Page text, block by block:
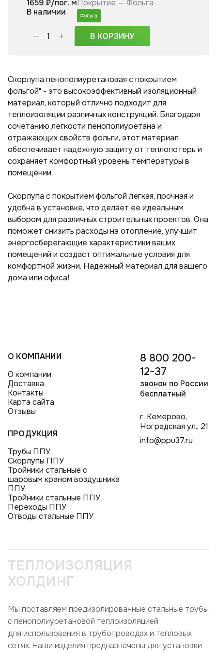
1659₽/пог. м
В наличии
Покрытие — Фольга
Фольга
В КОРЗИНУ
Скорлупа пенополиуретановая с покрытием
фольгой" - это высокоэффективный изоляционный
материал, который отлично подходит для
теплоизоляции различных конструкций. Благодаря
сочетанию легкости пенополиуретана и
отражающих свойств фольги, этот материал
обеспечивает надежную защиту от теплопотерь и
сохраняет комфортный уровень температуры в
помещении.
Скорлупа с покрытием фольгой легкая, прочная и
удобна в установке, что делает ее идеальным
выбором для различных строительных проектов. Она
поможет снизить расходы на отопление, улучшит
энергосберегающие характеристики ваших
помещений и создаст оптимальные условия для
комфортной жизни. Надежный материал для вашего
дома или офиса!
О КОМПАНИИ
О компании
Доставка
Контакты
Карта сайта
Отзывы
ПРОДУКЦИЯ
Трубы ППУ
Скорлупы ППУ
Тройники стальные с
шаровым краном воздушника
ППУ
Тройники стальные ППУ
Переходы ППУ
Отводы стальные ППУ
8 800 200-
12-37
звонок по России
бесплатный
г. Кемерово,
Ноградская ул., 21
info@ppu37.ru
ТЕПЛОИЗОЛЯЦИЯ
ХОЛДИНГ
Мы поставляем предизолированные стальные трубы
с пенополиуретановой теплоизоляцией
для использования в трубопроводах и тепловых
сетях. Наши изделия предназначены для установки